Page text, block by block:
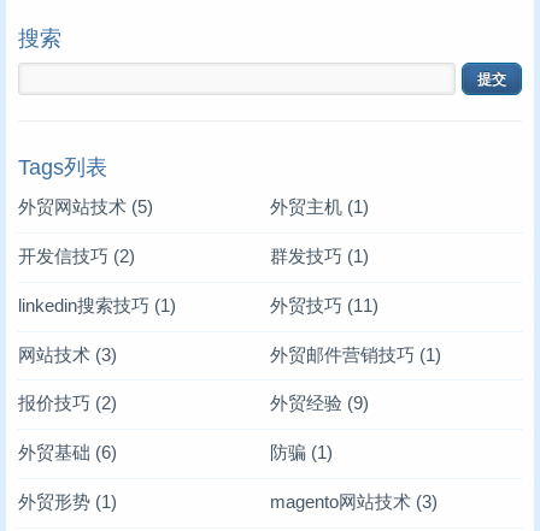
搜索
Tags列表
外贸网站技术 (5) 外贸主机 (1)
开发信技巧 (2) 群发技巧 (1)
linkedin搜索技巧 (1) 外贸技巧 (11)
网站技术 (3) 外贸邮件营销技巧 (1)
报价技巧 (2) 外贸经验 (9)
外贸基础 (6) 防骗 (1)
外贸形势 (1) magento网站技术 (3)